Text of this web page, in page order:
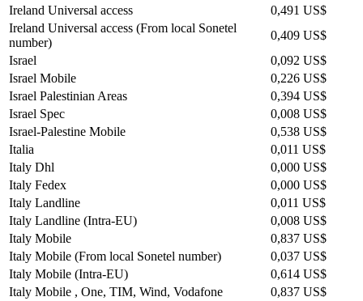
Ireland Universal access
0,491 US$
Ireland Universal access (From local Sonetel
number)
0,409 US$
Israel
0,092 US$
Israel Mobile
0,226 US$
Israel Palestinian Areas
0,394 US$
Israel Spec
0,008 US$
Israel-Palestine Mobile
0,538 US$
Italia
0,011 US$
Italy Dhl
0,000 US$
Italy Fedex
0,000 US$
Italy Landline
0,011 US$
Italy Landline (Intra-EU)
0,008 US$
Italy Mobile
0,837 US$
Italy Mobile (From local Sonetel number)
0,037 US$
Italy Mobile (Intra-EU)
0,614 US$
Italy Mobile , One, TIM, Wind, Vodafone
0,837 US$